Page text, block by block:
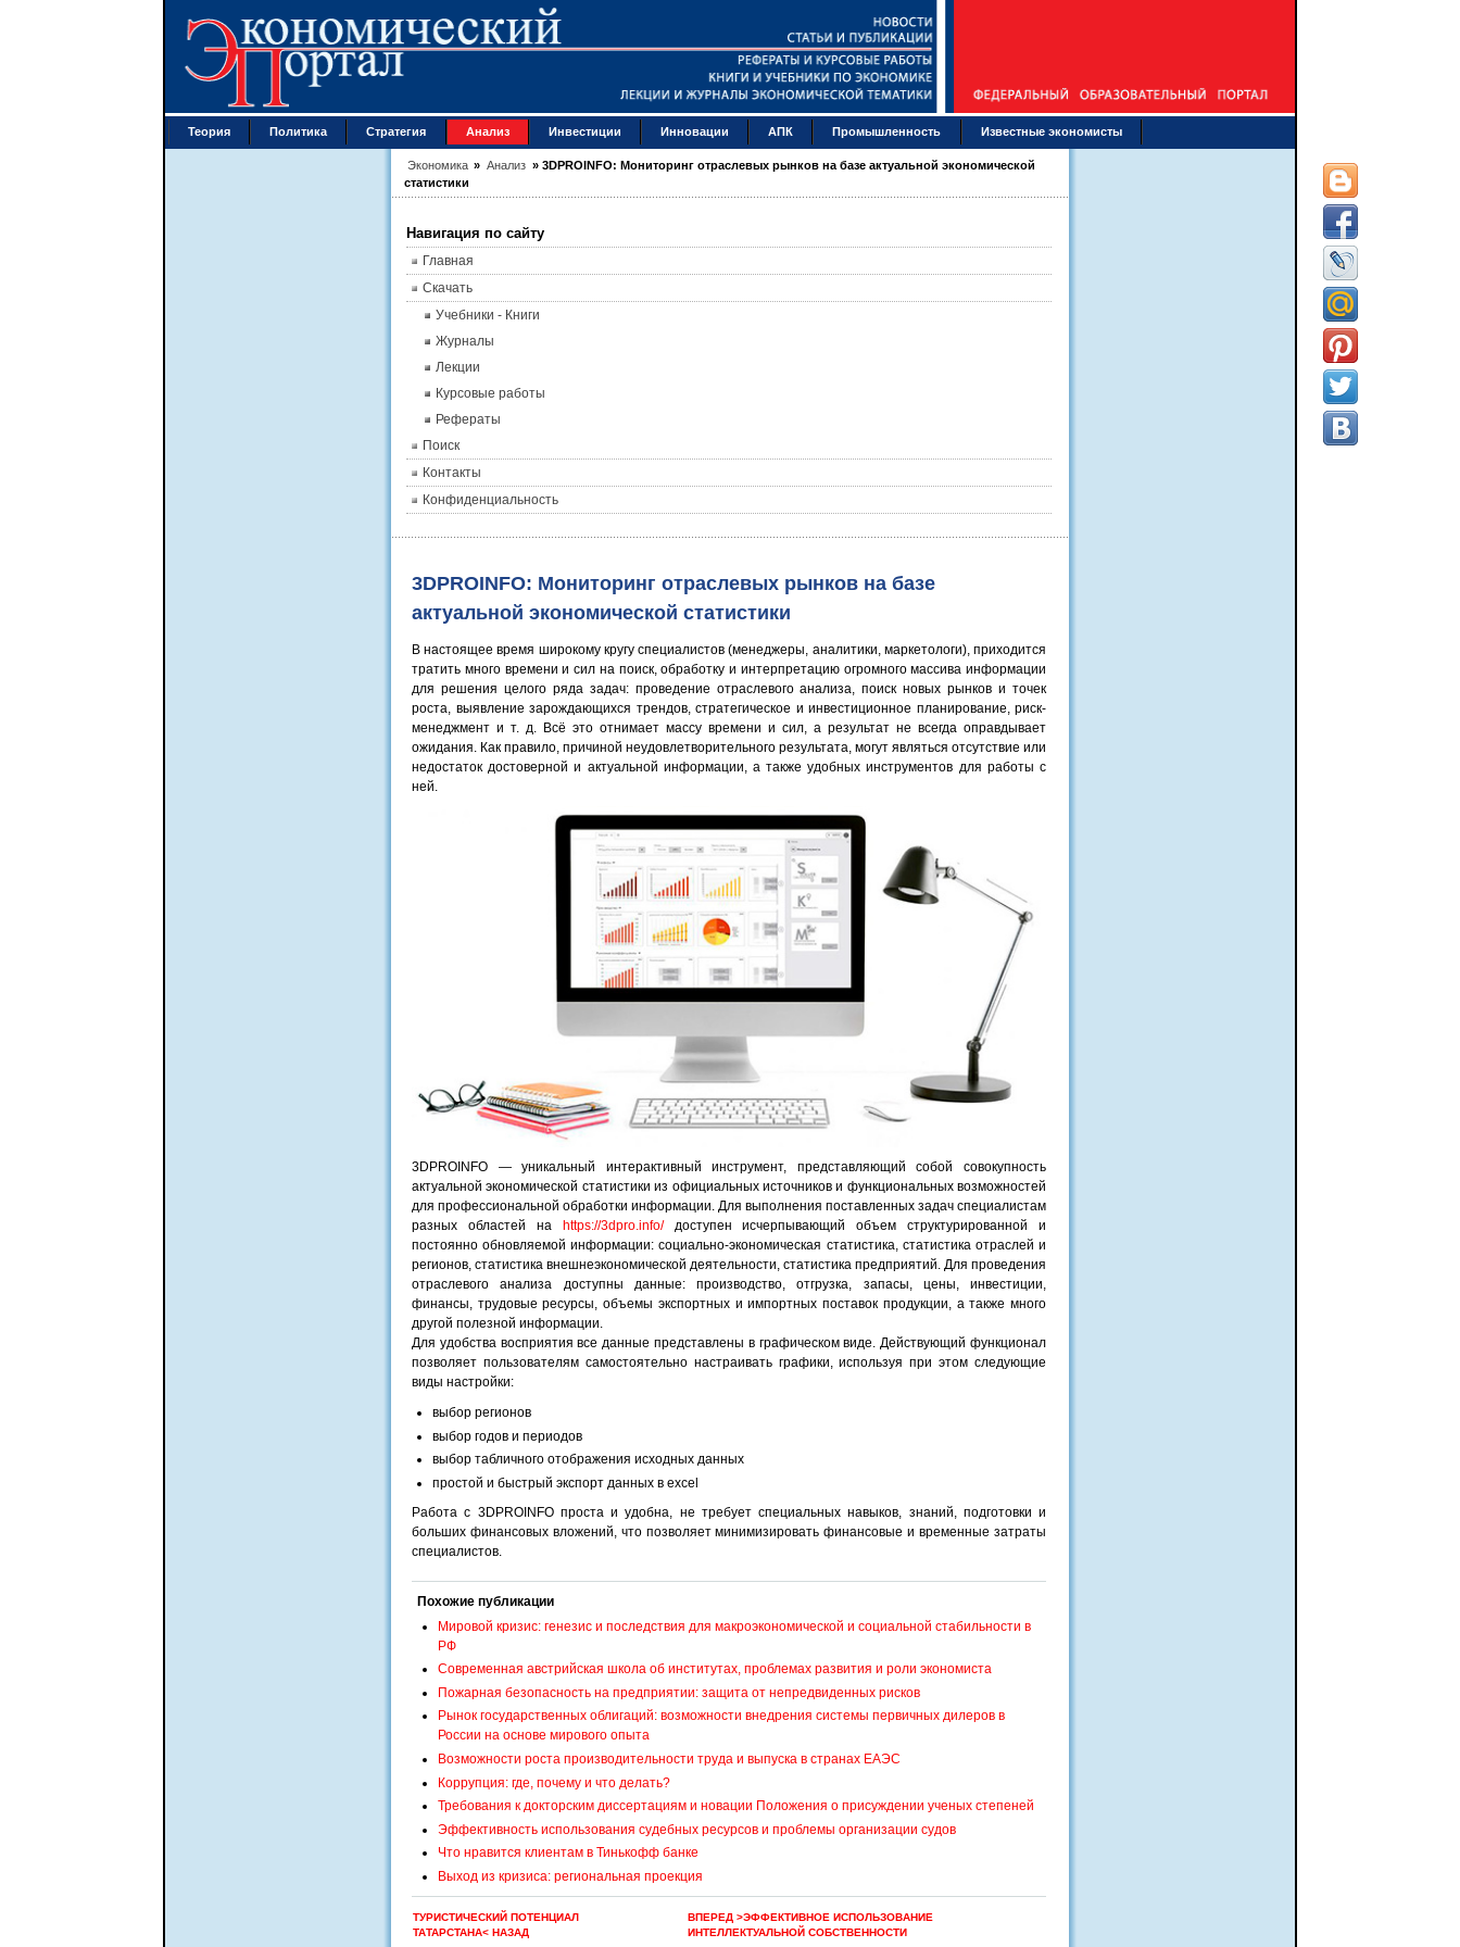
Теория Политика Стратегия Анализ Инвестиции Инновации АПК Промышленность Известные экономисты
Экономика » Анализ » 3DPROINFO: Мониторинг отраслевых рынков на базе актуальной экономической
статистики
Навигация по сайту
Главная
Скачать
Учебники - Книги
Журналы
Лекции
Курсовые работы
Рефераты
Поиск
Контакты
Конфиденциальность
3DPROINFO: Мониторинг отраслевых рынков на базе
актуальной экономической статистики
В настоящее время широкому кругу специалистов (менеджеры, аналитики, маркетологи), приходится
тратить много времени и сил на поиск, обработку и интерпретацию огромного массива информации
для решения целого ряда задач: проведение отраслевого анализа, поиск новых рынков и точек
роста, выявление зарождающихся трендов, стратегическое и инвестиционное планирование, риск-
менеджмент и т. д. Всё это отнимает массу времени и сил, а результат не всегда оправдывает
ожидания. Как правило, причиной неудовлетворительного результата, могут являться отсутствие или
недостаток достоверной и актуальной информации, а также удобных инструментов для работы с
ней.
3DPROINFO — уникальный интерактивный инструмент, представляющий собой совокупность
актуальной экономической статистики из официальных источников и функциональных возможностей
для профессиональной обработки информации. Для выполнения поставленных задач специалистам
разных областей на https://3dpro.info/доступен исчерпывающий объем структурированной и
постоянно обновляемой информации: социально-экономическая статистика, статистика отраслей и
регионов, статистика внешнеэкономической деятельности, статистика предприятий. Для проведения
отраслевого анализа доступны данные: производство, отгрузка, запасы, цены, инвестиции,
финансы, трудовые ресурсы, объемы экспортных и импортных поставок продукции, а также много
другой полезной информации.
Для удобства восприятия все данные представлены в графическом виде. Действующий функционал
позволяет пользователям самостоятельно настраивать графики, используя при этом следующие
виды настройки:
выбор регионов
выбор годов и периодов
выбор табличного отображения исходных данных
простой и быстрый экспорт данных в excel
Работа с 3DPROINFO проста и удобна, не требует специальных навыков, знаний, подготовки и
больших финансовых вложений, что позволяет минимизировать финансовые и временные затраты
специалистов.
Похожие публикации
Мировой кризис: генезис и последствия для макроэкономической и социальной стабильности в
РФ
Современная австрийская школа об институтах, проблемах развития и роли экономиста
Пожарная безопасность на предприятии: защита от непредвиденных рисков
Рынок государственных облигаций: возможности внедрения системы первичных дилеров в
России на основе мирового опыта
Возможности роста производительности труда и выпуска в странах ЕАЭС
Коррупция: где, почему и что делать?
Требования к докторским диссертациям и новации Положения о присуждении ученых степеней
Эффективность использования судебных ресурсов и проблемы организации судов
Что нравится клиентам в Тинькофф банке
Выход из кризиса: региональная проекция
ТУРИСТИЧЕСКИЙ ПОТЕНЦИАЛ
ТАТАРСТАНА< НАЗАД
ВПЕРЕД >ЭФФЕКТИВНОЕ ИСПОЛЬЗОВАНИЕ
ИНТЕЛЛЕКТУАЛЬНОЙ СОБСТВЕННОСТИ